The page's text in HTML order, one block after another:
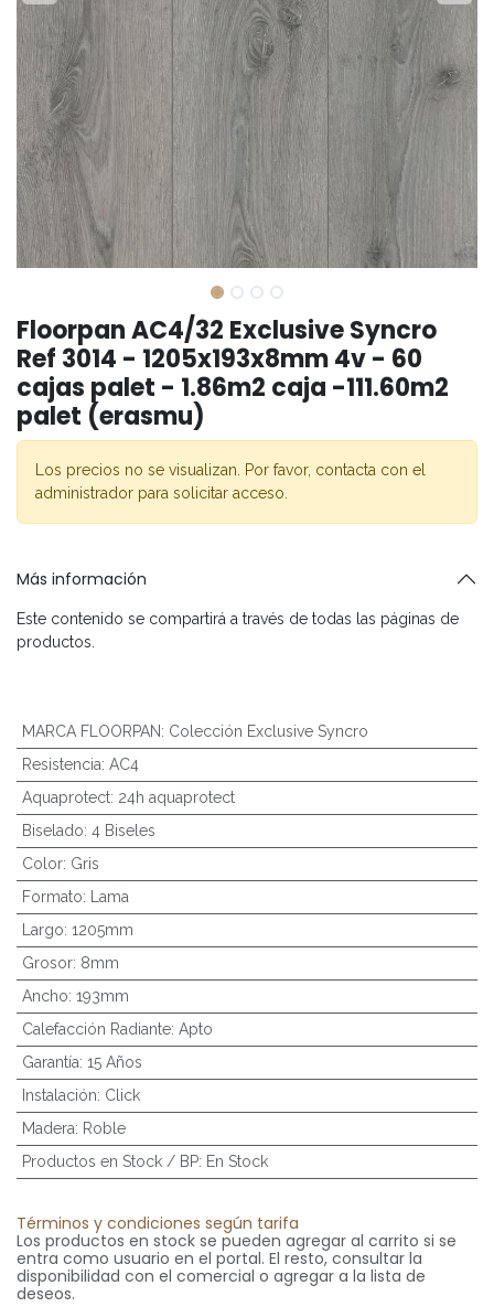
Floorpan AC4/32 Exclusive Syncro
Ref 3014 - 1205x193x8mm 4v - 60
cajas palet - 1.86m2 caja -111.60m2
palet (erasmu)
Los precios no se visualizan. Por favor, contacta con el
administrador para solicitar acceso.
Más información
Este contenido se compartirá a través de todas las páginas de
productos.
MARCA FLOORPAN: Colección Exclusive Syncro
Resistencia: AC4
Aquaprotect: 24h aquaprotect
Biselado: 4 Biseles
Color: Gris
Formato: Lama
Largo: 1205mm
Grosor: 8mm
Ancho: 193mm
Calefacción Radiante: Apto
Garantía: 15 Años
Instalación: Click
Madera: Roble
Productos en Stock / BP: En Stock
Términos y condiciones según tarifa
Los productos en stock se pueden agregar al carrito si se
entra como usuario en el portal. El resto, consultar la
disponibilidad con el comercial o agregar a la lista de
deseos.